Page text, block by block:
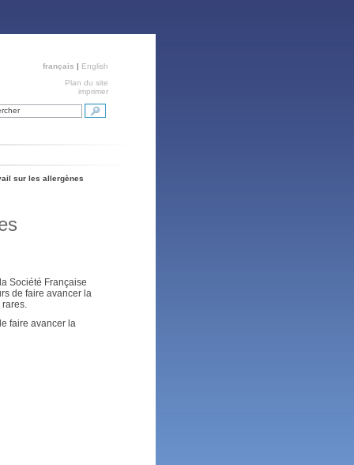
français | English
Plan du site
imprimer
sur les allergènes
Société Française
de faire avancer la
faire avancer la